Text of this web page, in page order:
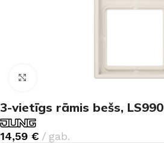
Noklikšķiniet, lai palielinātu
3-vietīgs rāmis bešs, LS990
14,59 € gab.